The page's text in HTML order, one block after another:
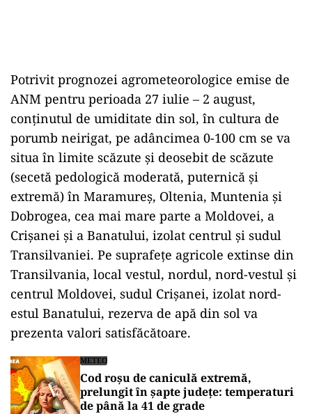
Potrivit prognozei agrometeorologice emise de
ANM pentru perioada 27 iulie – 2 august,
conţinutul de umiditate din sol, în cultura de
porumb neirigat, pe adâncimea 0-100 cm se va
situa în limite scăzute şi deosebit de scăzute
(secetă pedologică moderată, puternică şi
extremă) în Maramureş, Oltenia, Muntenia şi
Dobrogea, cea mai mare parte a Moldovei, a
Crişanei şi a Banatului, izolat centrul şi sudul
Transilvaniei. Pe suprafeţe agricole extinse din
Transilvania, local vestul, nordul, nord-vestul şi
centrul Moldovei, sudul Crişanei, izolat nord-
estul Banatului, rezerva de apă din sol va
prezenta valori satisfăcătoare.
METEO
Cod roșu de caniculă extremă,
prelungit în șapte județe: temperaturi
de până la 41 de grade